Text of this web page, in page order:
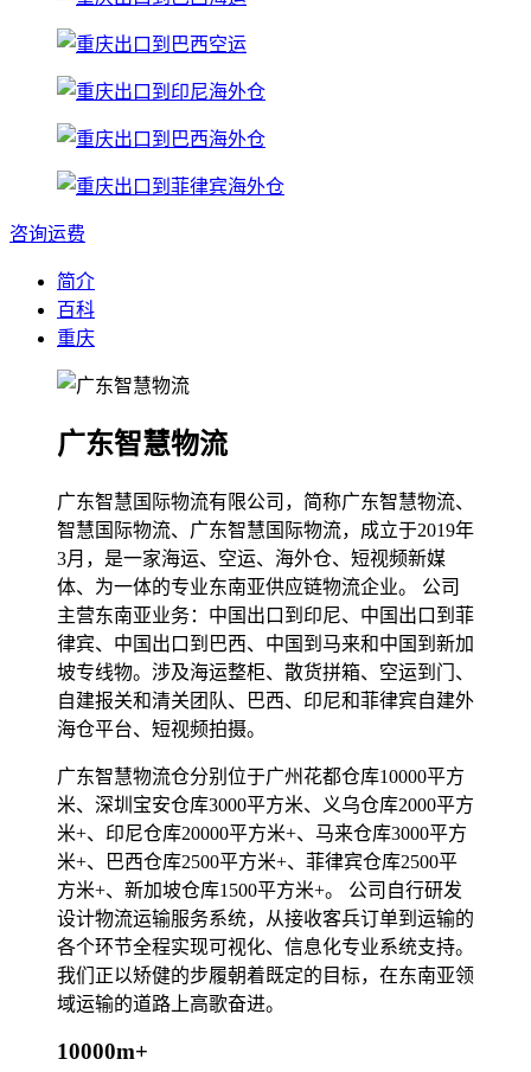
咨询运费
简介
百科
重庆
广东智慧物流
广东智慧国际物流有限公司，简称广东智慧物流、
智慧国际物流、广东智慧国际物流，成立于2019年
3月，是一家海运、空运、海外仓、短视频新媒
体、为一体的专业东南亚供应链物流企业。 公司
主营东南亚业务：中国出口到印尼、中国出口到菲
律宾、中国出口到巴西、中国到马来和中国到新加
坡专线物。涉及海运整柜、散货拼箱、空运到门、
自建报关和清关团队、巴西、印尼和菲律宾自建外
海仓平台、短视频拍摄。
广东智慧物流仓分别位于广州花都仓库10000平方
米、深圳宝安仓库3000平方米、义乌仓库2000平方
米+、印尼仓库20000平方米+、马来仓库3000平方
米+、巴西仓库2500平方米+、菲律宾仓库2500平
方米+、新加坡仓库1500平方米+。 公司自行研发
设计物流运输服务系统，从接收客兵订单到运输的
各个环节全程实现可视化、信息化专业系统支持。
我们正以矫健的步履朝着既定的目标，在东南亚领
域运输的道路上高歌奋进。
10000m+